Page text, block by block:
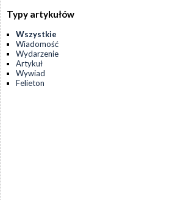
Typy artykułów
Wszystkie
Wiadomość
Wydarzenie
Artykuł
Wywiad
Felieton